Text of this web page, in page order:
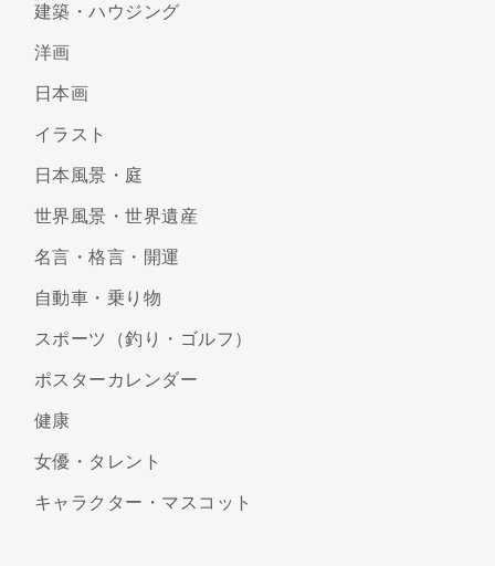
建築・ハウジング
洋画
日本画
イラスト
日本風景・庭
世界風景・世界遺産
名言・格言・開運
自動車・乗り物
スポーツ（釣り・ゴルフ）
ポスターカレンダー
健康
女優・タレント
キャラクター・マスコット